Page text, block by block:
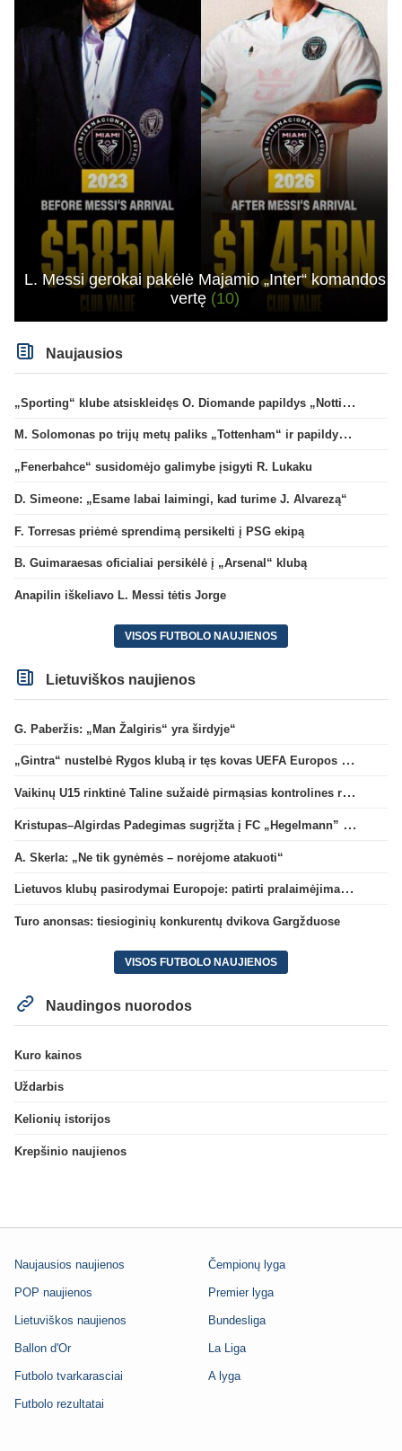
L. Messi gerokai pakėlė Majamio „Inter“ komandos
vertę (10)
Naujausios
„Sporting“ klube atsiskleidęs O. Diomande papildys „Nottingham“ gretas
M. Solomonas po trijų metų paliks „Tottenham“ ir papildys „West Ham“ klubą
„Fenerbahce“ susidomėjo galimybe įsigyti R. Lukaku
D. Simeone: „Esame labai laimingi, kad turime J. Alvarezą“
F. Torresas priėmė sprendimą persikelti į PSG ekipą
B. Guimaraesas oficialiai persikėlė į „Arsenal“ klubą
Anapilin iškeliavo L. Messi tėtis Jorge
VISOS FUTBOLO NAUJIENOS
Lietuviškos naujienos
G. Paberžis: „Man Žalgiris“ yra širdyje“
„Gintra“ nustelbė Rygos klubą ir tęs kovas UEFA Europos taurės atrankoje
Vaikinų U15 rinktinė Taline sužaidė pirmąsias kontrolines rungtynes
Kristupas–Algirdas Padegimas sugrįžta į FC „Hegelmann” B sudėtį
A. Skerla: „Ne tik gynėmės – norėjome atakuoti“
Lietuvos klubų pasirodymai Europoje: patirti pralaimėjimai Kroatijos atstovams
Turo anonsas: tiesioginių konkurentų dvikova Gargžduose
VISOS FUTBOLO NAUJIENOS
Naudingos nuorodos
Kuro kainos
Uždarbis
Kelionių istorijos
Krepšinio naujienos
Naujausios naujienos
POP naujienos
Lietuviškos naujienos
Ballon d'Or
Futbolo tvarkarasciai
Futbolo rezultatai
Čempionų lyga
Premier lyga
Bundesliga
La Liga
A lyga